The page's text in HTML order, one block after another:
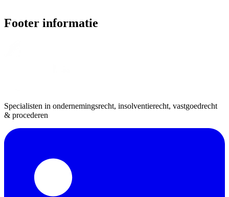
Footer informatie
Specialisten in ondernemingsrecht, insolventierecht, vastgoedrecht
& procederen